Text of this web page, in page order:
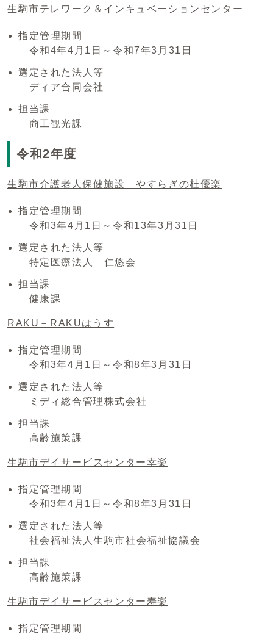
生駒市テレワーク＆インキュベーションセンター
指定管理期間
令和4年4月1日～令和7年3月31日
選定された法人等
ディア合同会社
担当課
商工観光課
令和2年度
生駒市介護老人保健施設 やすらぎの杜優楽
指定管理期間
令和3年4月1日～令和13年3月31日
選定された法人等
特定医療法人 仁悠会
担当課
健康課
RAKU－RAKUはうす
指定管理期間
令和3年4月1日～令和8年3月31日
選定された法人等
ミディ総合管理株式会社
担当課
高齢施策課
生駒市デイサービスセンター幸楽
指定管理期間
令和3年4月1日～令和8年3月31日
選定された法人等
社会福祉法人生駒市社会福祉協議会
担当課
高齢施策課
生駒市デイサービスセンター寿楽
指定管理期間